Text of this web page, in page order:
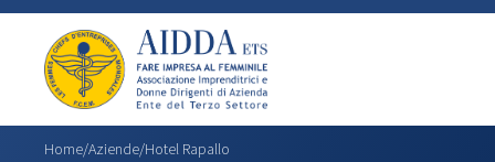
Home/Aziende/Hotel Rapallo